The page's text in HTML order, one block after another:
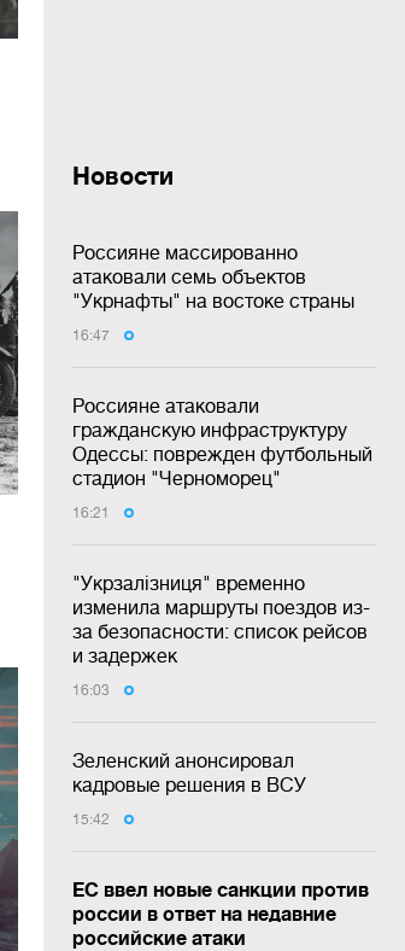
Новости
Россияне массированно
атаковали семь объектов
"Укрнафты" на востоке страны
16:47
Россияне атаковали
гражданскую инфраструктуру
Одессы: поврежден футбольный
стадион "Черноморец"
16:21
"Укрзалізниця" временно
изменила маршруты поездов из-
за безопасности: список рейсов
и задержек
16:03
Зеленский анонсировал
кадровые решения в ВСУ
15:42
ЕС ввел новые санкции против
россии в ответ на недавние
российские атаки